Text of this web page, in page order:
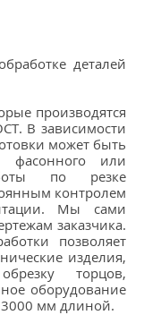
деталей
производятся
В зависимости
может быть
фасонного или
по резке
контролем
Мы сами
заказчика.
позволяет
изделия,
торцов,
оборудование
3000 мм длиной.